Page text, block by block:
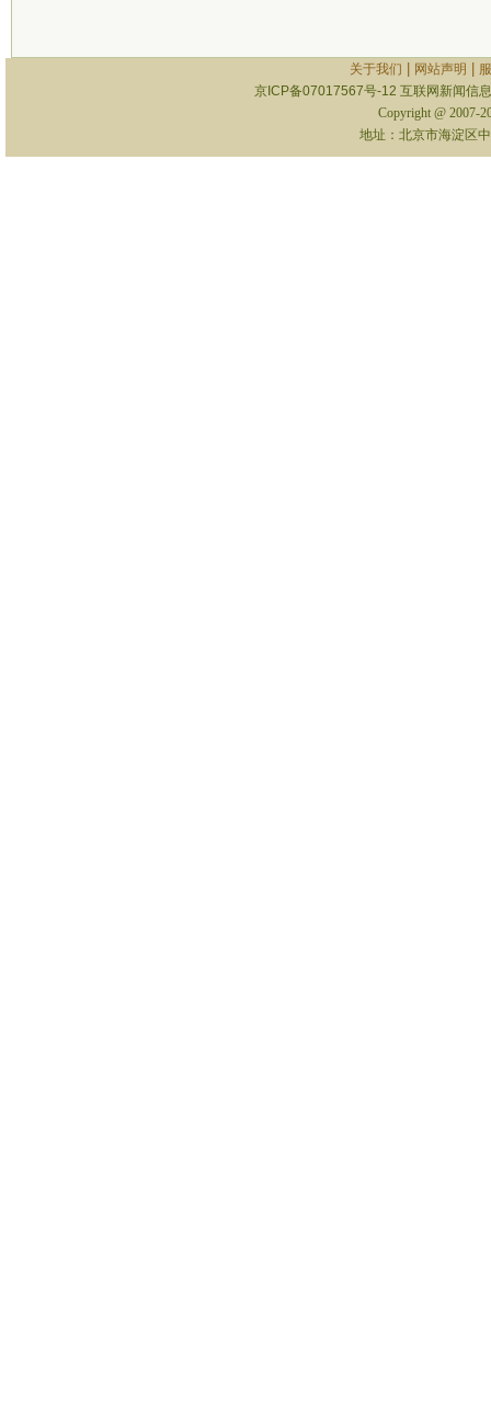
关于我们 网站声明
京ICP备07017567号-12 互联网新闻信
Copyright @ 2007-
地址：北京市海淀区